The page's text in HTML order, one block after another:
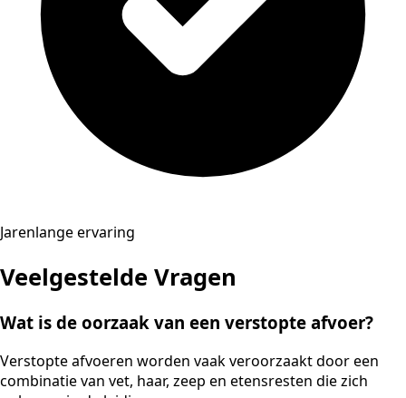
Jarenlange ervaring
Veelgestelde Vragen
Wat is de oorzaak van een verstopte afvoer?
Verstopte afvoeren worden vaak veroorzaakt door een
combinatie van vet, haar, zeep en etensresten die zich